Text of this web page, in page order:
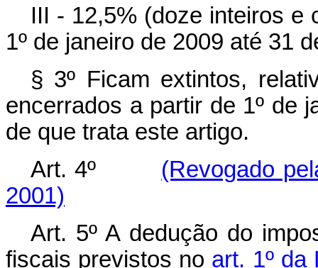
III - 12,5% (doze inteiros e
1º de janeiro de 2009 até 31
§ 3º Ficam extintos,
encerrados a partir de 1º de
de que trata este artigo.
Art. 4º (Revogado
2001)
Art. 5º A dedução do
fiscais previstos no art. 1º da